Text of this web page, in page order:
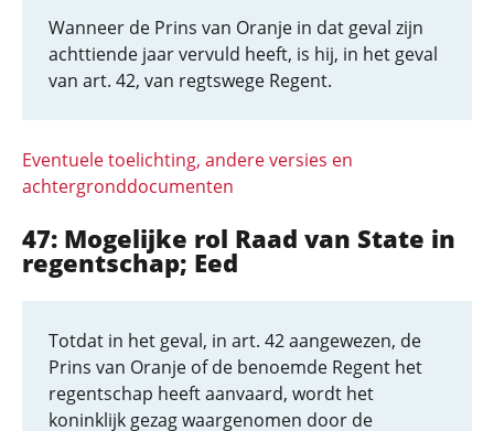
Wanneer de Prins van Oranje in dat geval zijn
achttiende jaar vervuld heeft, is hij, in het geval
van art. 42, van regtswege Regent.
Eventuele toelichting, andere versies en
achtergronddocumenten
47: Mogelijke rol Raad van State in
regentschap; Eed
Totdat in het geval, in art. 42 aangewezen, de
Prins van Oranje of de benoemde Regent het
regentschap heeft aanvaard, wordt het
koninklijk gezag waargenomen door de